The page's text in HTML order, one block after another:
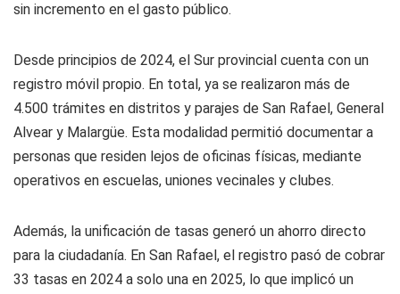
sin incremento en el gasto público.
Desde principios de 2024, el Sur provincial cuenta con un
registro móvil propio. En total, ya se realizaron más de
4.500 trámites en distritos y parajes de San Rafael, General
Alvear y Malargüe. Esta modalidad permitió documentar a
personas que residen lejos de oficinas físicas, mediante
operativos en escuelas, uniones vecinales y clubes.
Además, la unificación de tasas generó un ahorro directo
para la ciudadanía. En San Rafael, el registro pasó de cobrar
33 tasas en 2024 a solo una en 2025, lo que implicó un